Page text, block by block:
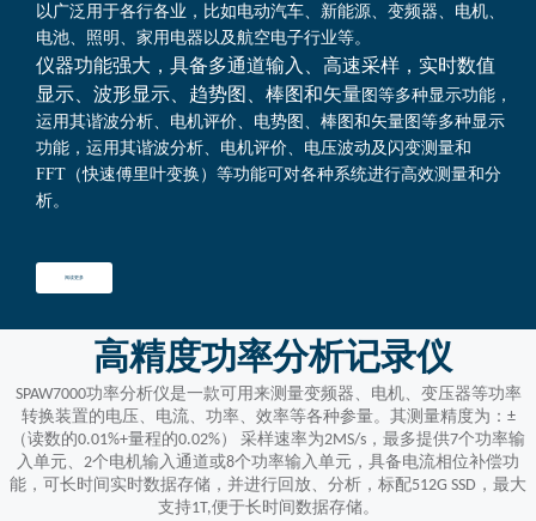
以广泛用于各行各业，比如电动汽车、新能源、变频器、电机、
电池、照明、家用电器以及航空电子行业等。
仪器功能强大，具备多通道输入、高速采样，实时数值
显示、波形显示、趋势图、棒图和矢量图等多种显示功能，
运用其谐波分析、电机评价、电势图、棒图和矢量图等多种显示
功能，运用其谐波分析、电机评价、电压波动及闪变测量和
FFT（快速傅里叶变换）等功能可对各种系统进行高效测量和分
析。
阅读更多
高精度功率分析记录仪
SPAW7000功率分析仪是一款可用来测量变频器、电机、变压器等功率
转换装置的电压、电流、功率、效率等各种参量。其测量精度为：±
（读数的0.01%+量程的0.02%） 采样速率为2MS/s，最多提供7个功率输
入单元、2个电机输入通道或8个功率输入单元，具备电流相位补偿功
能，可长时间实时数据存储，并进行回放、分析，标配512G SSD，最大
支持1T,便于长时间数据存储。